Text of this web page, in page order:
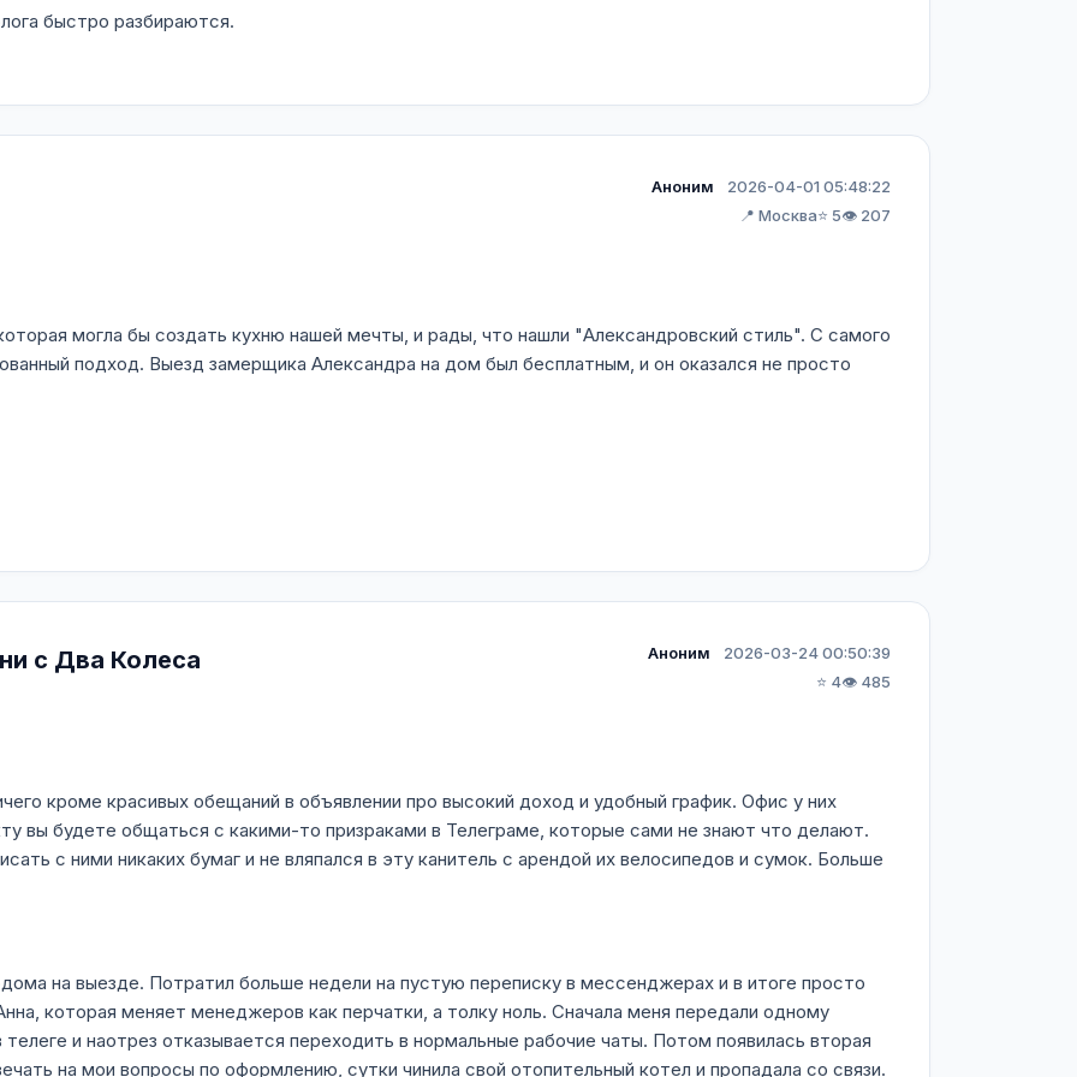
быстро разбираются.
Аноним
2026-04-01 05:48:22
📍 Москва⭐ 5👁️ 207
могла бы создать кухню нашей мечты, и рады, что нашли "Александровский стиль". С самого
подход. Выезд замерщика Александра на дом был бесплатным, и он оказался не просто
с Два Колеса Аноним
2026-03-24 00:50:39
⭐ 4👁️ 485
кроме красивых обещаний в объявлении про высокий доход и удобный график. Офис у них
вы будете общаться с какими-то призраками в Телеграме, которые сами не знают что делают.
с ними никаких бумаг и не вляпался в эту канитель с арендой их велосипедов и сумок. Больше
на выезде. Потратил больше недели на пустую переписку в мессенджерах и в итоге просто
которая меняет менеджеров как перчатки, а толку ноль. Сначала меня передали одному
и наотрез отказывается переходить в нормальные рабочие чаты. Потом появилась вторая
на мои вопросы по оформлению, сутки чинила свой отопительный котел и пропадала со связи.